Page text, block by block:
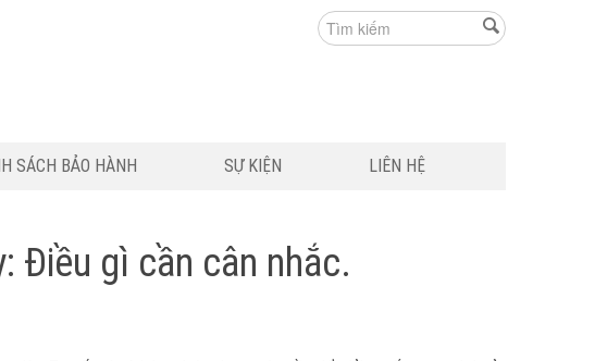
SÁCH BẢO HÀNH SỰ KIỆN LIÊN HỆ
Điều gì cần cân nhắc.